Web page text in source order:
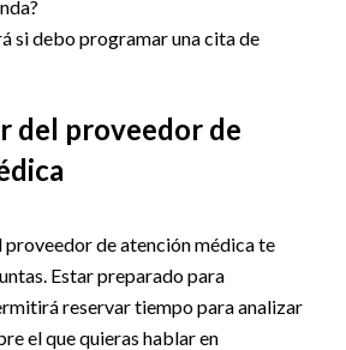
si debo programar una cita de
del proveedor de
proveedor de atención médica te
Estar preparado para
reservar tiempo para analizar
el que quieras hablar en